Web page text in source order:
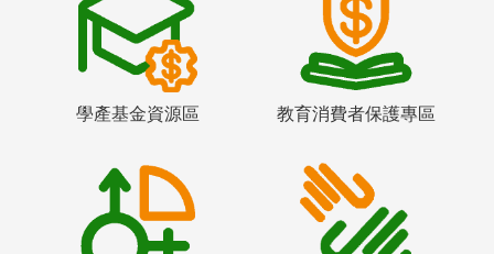
學產基金資源區 教育消費者保護專區